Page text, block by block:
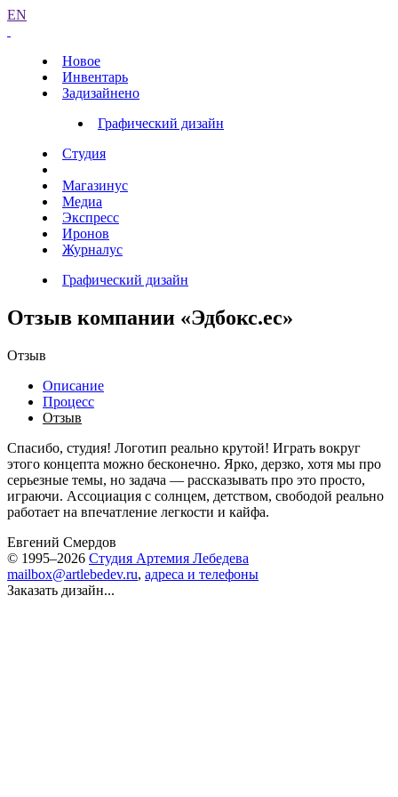
EN
Новое
Инвентарь
Задизайнено
Графический дизайн
Студия
Магазинус
Медиа
Экспресс
Иронов
Журналус
Графический дизайн
Отзыв компании «Эдбокс.ес»
Отзыв
Описание
Процесс
Отзыв
Спасибо, студия! Логотип реально крутой! Играть вокруг
этого концепта можно бесконечно. Ярко, дерзко, хотя мы про
серьезные темы, но задача — рассказывать про это просто,
играючи. Ассоциация с солнцем, детством, свободой реально
работает на впечатление легкости и кайфа.
Евгений Смердов
© 1995–2026 Студия Артемия Лебедева
mailbox@artlebedev.ru, адреса и телефоны
Заказать дизайн...